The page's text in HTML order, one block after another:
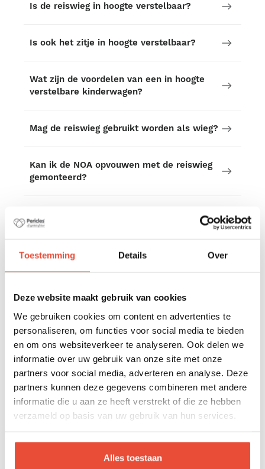
Toestemming Details Over
Deze website maakt gebruik van cookies
We gebruiken cookies om content en advertenties te
personaliseren, om functies voor social media te bieden
en om ons websiteverkeer te analyseren. Ook delen we
informatie over uw gebruik van onze site met onze
partners voor social media, adverteren en analyse. Deze
partners kunnen deze gegevens combineren met andere
informatie die u aan ze heeft verstrekt of die ze hebben
verzameld op basis van uw gebruik van hun services.
Alles toestaan
Is de reiswieg in hoogte verstelbaar?
Is ook het zitje in hoogte verstelbaar?
Wat zijn de voordelen van een in hoogte
verstelbare kinderwagen?
Mag de reiswieg gebruikt worden als wieg?
Kan ik de NOA opvouwen met de reiswieg
gemonteerd?
kofferbak?
Is de NOA geschikt voor appartementen?
Kan het zitje naar de ouder én naar voren
gericht worden?
Kan de rugleuning versteld worden?
Beschikt de NOA over vering?
Welke banden heeft de NOA?
Is de duwstang verstelbaar?